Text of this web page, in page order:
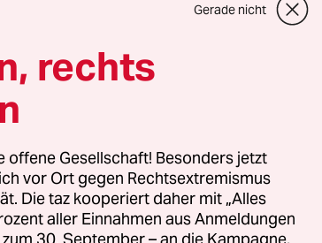
macht,
zu können.
belasten
Angst und
Euro ist er groß.
neues Geld leihen
über 40
Gerade nicht
rechts
Gesellschaft! Besonders jetzt
vor Ort gegen Rechtsextremismus
Die taz kooperiert daher mit „Alles
aller Einnahmen aus Anmeldungen
30. September – an die Kampagne,